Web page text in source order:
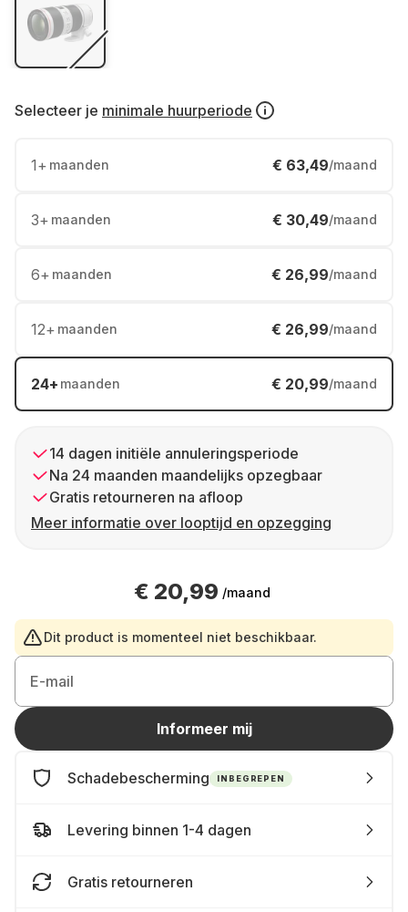
Selecteer je minimale huurperiode
1+ maanden € 63,49/maand
3+ maanden € 30,49/maand
6+ maanden € 26,99/maand
12+ maanden € 26,99/maand
24+ maanden € 20,99/maand
14 dagen initiële annuleringsperiode
Na 24 maanden maandelijks opzegbaar
Gratis retourneren na afloop
Meer informatie over looptijd en opzegging
€ 20,99 /maand
Dit product is momenteel niet beschikbaar.
E-mail
Informeer mij
Schadebescherming INBEGREPEN
Levering binnen 1-4 dagen
Gratis retourneren